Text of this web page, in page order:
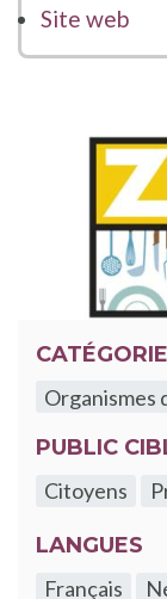
Site web
CATÉGORIE
Organismes
PUBLIC
Citoyens
LANGUES
Français